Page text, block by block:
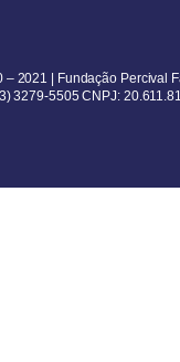
2021 | Fundação Percival
3279-5505 CNPJ: